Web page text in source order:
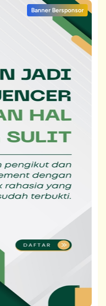
Banner Bersponsor